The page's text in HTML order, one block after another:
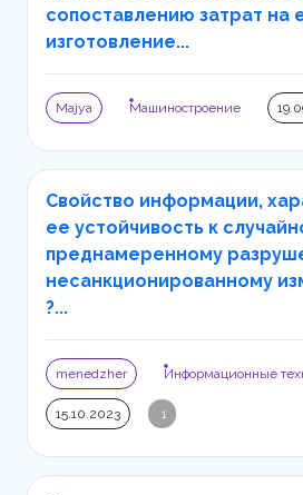
сопоставлению затрат на
изготовление...
Majya Машиностроение
Свойство информации,
ее устойчивость к
преднамеренному
несанкционированному
?...
menedzher Информационные
15.10.2023 1